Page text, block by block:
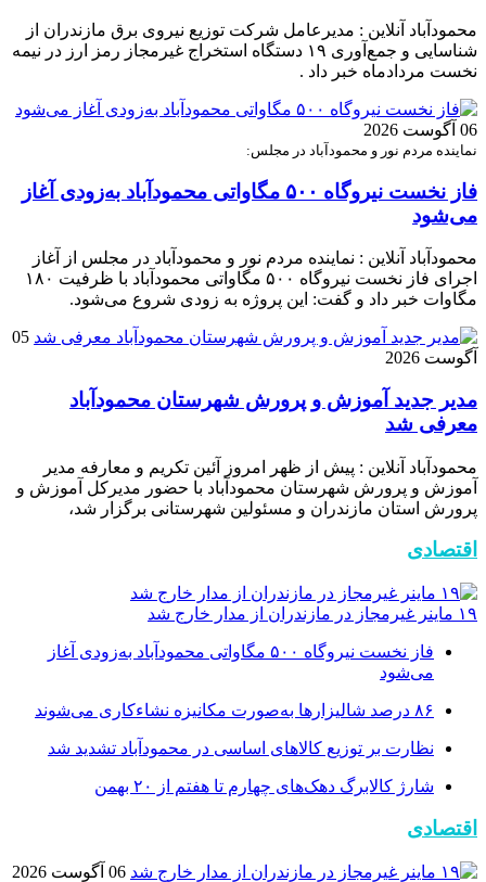
محمودآباد آنلاین : مدیرعامل شرکت توزیع نیروی برق مازندران از
شناسایی و جمع‌آوری ۱۹ دستگاه استخراج غیرمجاز رمز ارز در نیمه
نخست مردادماه خبر داد .
06 آگوست 2026
نماینده مردم نور و محمودآباد در مجلس:
فاز نخست نیروگاه ۵۰۰ مگاواتی محمودآباد به‌زودی آغاز
می‌شود
محمودآباد آنلاین : نماینده مردم نور و محمودآباد در مجلس از آغاز
اجرای فاز نخست نیروگاه ۵۰۰ مگاواتی محمودآباد با ظرفیت ۱۸۰
مگاوات خبر داد و گفت: این پروژه به زودی شروع می‌شود.
05
آگوست 2026
مدیر جدید آموزش و پرورش شهرستان محمودآباد
معرفی شد
محمودآباد آنلاین : پیش از ظهر امروز آئین تکریم و معارفه مدیر
آموزش و پرورش شهرستان محمودآباد با حضور مدیرکل آموزش و
پرورش استان مازندران و مسئولین شهرستانی برگزار شد،
اقتصادی
۱۹ ماینر غیرمجاز در مازندران از مدار خارج شد
فاز نخست نیروگاه ۵۰۰ مگاواتی محمودآباد به‌زودی آغاز
می‌شود
۸۶ درصد شالیزارها به‌صورت مکانیزه نشاءکاری می‌شوند
نظارت بر توزیع کالا‌های اساسی در محمودآباد تشدید شد
شارژ کالابرگ دهک‌های چهارم تا هفتم از ۲۰ بهمن
اقتصادی
06 آگوست 2026